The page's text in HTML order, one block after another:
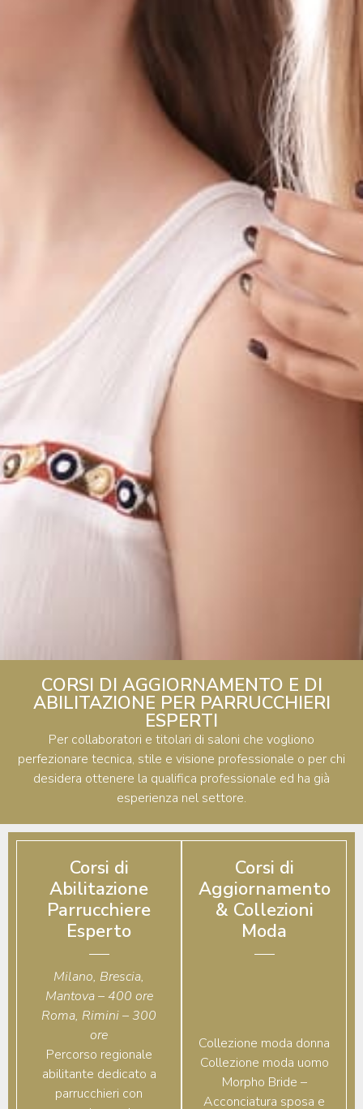
CORSI DI AGGIORNAMENTO E DI
ABILITAZIONE PER PARRUCCHIERI
ESPERTI
Per collaboratori e titolari di saloni che vogliono
perfezionare tecnica, stile e visione professionale o per chi
desidera ottenere la qualifica professionale ed ha già
esperienza nel settore.
Corsi di
Abilitazione
Parrucchiere
Esperto
Milano, Brescia,
Mantova – 400 ore
Roma, Rimini – 300
ore
Percorso regionale
abilitante dedicato a
parrucchieri con
Corsi di
Aggiornamento
& Collezioni
Moda
Collezione moda donna
Collezione moda uomo
Morpho Bride –
Acconciatura sposa e